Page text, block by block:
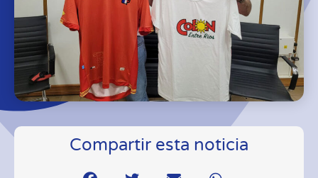
Compartir esta noticia